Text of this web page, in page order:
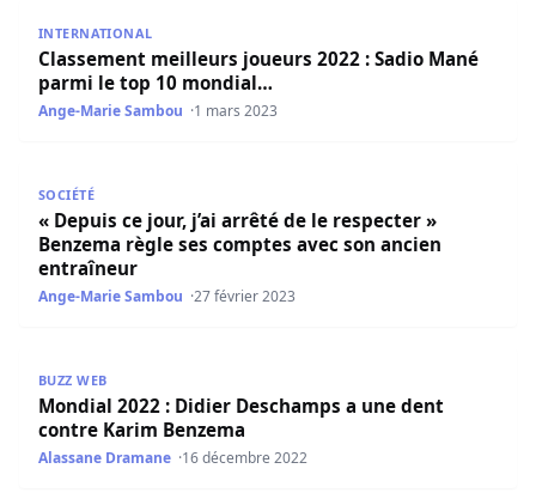
INTERNATIONAL
Classement meilleurs joueurs 2022 : Sadio Mané
parmi le top 10 mondial…
Ange-Marie Sambou 1 mars 2023
SOCIÉTÉ
« Depuis ce jour, j’ai arrêté de le respecter »
Benzema règle ses comptes avec son ancien
entraîneur
Ange-Marie Sambou 27 février 2023
BUZZ WEB
Mondial 2022 : Didier Deschamps a une dent
contre Karim Benzema
Alassane Dramane 16 décembre 2022